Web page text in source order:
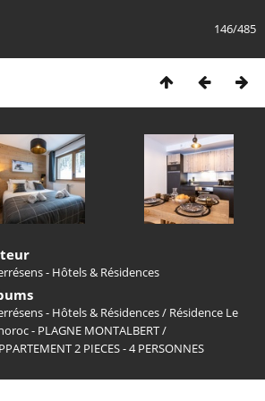
146/485
- Hôtels & Résidences
- Hôtels & Résidences/ Résidence Le
- PLAGNE MONTALBERT/
2 PIECES - 4 PERSONNES